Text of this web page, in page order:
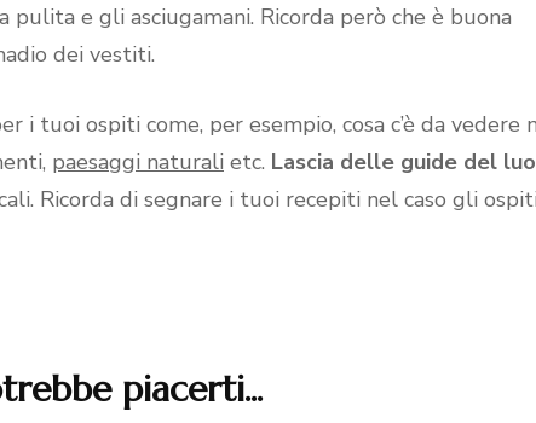
pulita e gli asciugamani. Ricorda però che è buona
dei vestiti.
i tuoi ospiti come, per esempio, cosa c’è da vedere
paesaggi naturali etc. Lascia delle guide del
Ricorda di segnare i tuoi recepiti nel caso gli ospiti
piacerti...